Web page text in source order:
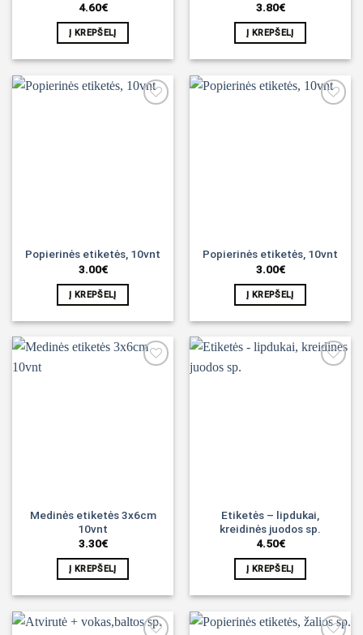
4.60€
Į KREPŠELĮ
3.80€
Į KREPŠELĮ
Popierinės etiketės, 10vnt
3.00€
Į KREPŠELĮ
Popierinės etiketės, 10vnt
3.00€
Į KREPŠELĮ
Medinės etiketės 3x6cm
10vnt
3.30€
Į KREPŠELĮ
Etiketės – lipdukai,
kreidinės juodos sp.
4.50€
Į KREPŠELĮ